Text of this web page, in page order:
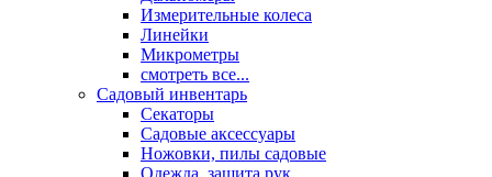
Измерительные колеса
Линейки
Микрометры
смотреть все...
Садовый инвентарь
Секаторы
Садовые аксессуары
Ножовки, пилы садовые
Одежда, защита рук